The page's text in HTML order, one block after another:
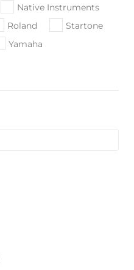
Native Instruments
Roland
Startone
Yamaha